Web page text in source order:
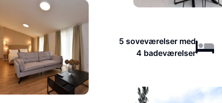
5 soveværelser med
4 badeværelser